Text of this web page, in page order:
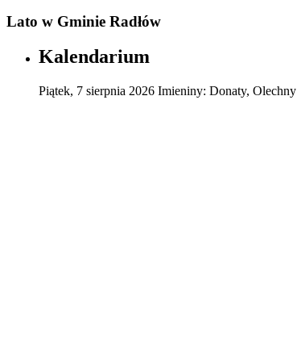
Lato w Gminie Radłów
Kalendarium
Piątek, 7 sierpnia 2026 Imieniny: Donaty, Olechny